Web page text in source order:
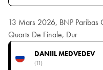
13 Mars 2026, BNP Paribas
Quarts De Finale, Dur
DANIIL MEDVEDEV
(11)